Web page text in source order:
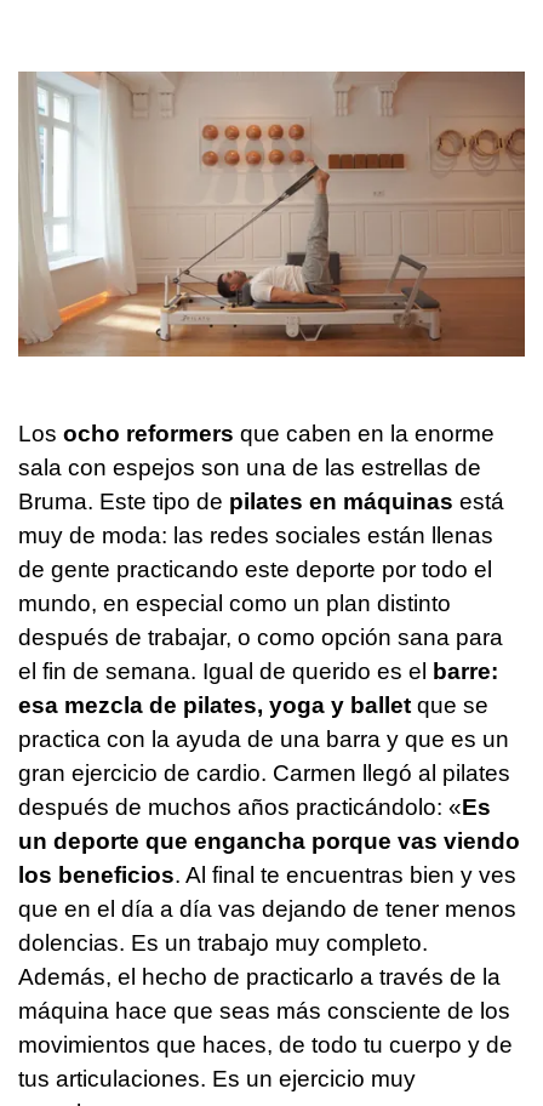
Los ocho reformers que caben en la enorme
sala con espejos son una de las estrellas de
Bruma. Este tipo de pilates en máquinas está
muy de moda: las redes sociales están llenas
de gente practicando este deporte por todo el
mundo, en especial como un plan distinto
después de trabajar, o como opción sana para
el fin de semana. Igual de querido es el barre:
esa mezcla de pilates, yoga y ballet que se
practica con la ayuda de una barra y que es un
gran ejercicio de cardio. Carmen llegó al pilates
después de muchos años practicándolo: «Es
un deporte que engancha porque vas viendo
los beneficios. Al final te encuentras bien y ves
que en el día a día vas dejando de tener menos
dolencias. Es un trabajo muy completo.
Además, el hecho de practicarlo a través de la
máquina hace que seas más consciente de los
movimientos que haces, de todo tu cuerpo y de
tus articulaciones. Es un ejercicio muy